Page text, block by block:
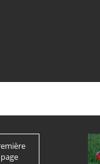
page